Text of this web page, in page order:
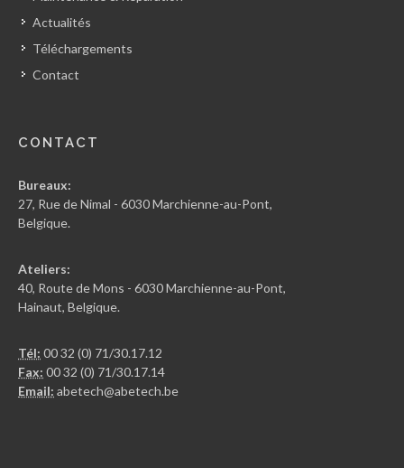
Actualités
Téléchargements
Contact
CONTACT
Bureaux:
27, Rue de Nimal - 6030 Marchienne-au-Pont,
Belgique.
Ateliers:
40, Route de Mons - 6030 Marchienne-au-Pont,
Hainaut, Belgique.
Tél: 00 32 (0) 71/30.17.12
Fax: 00 32 (0) 71/30.17.14
Email: abetech@abetech.be